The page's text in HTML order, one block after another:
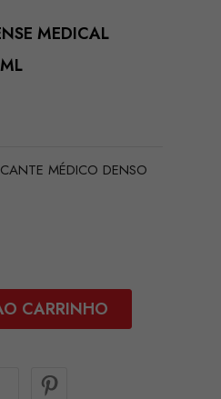
MEDICAL
MÉDICO DENSO
CARRINHO